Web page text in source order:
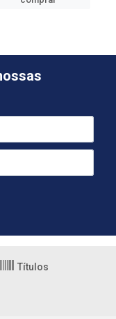
Títulos